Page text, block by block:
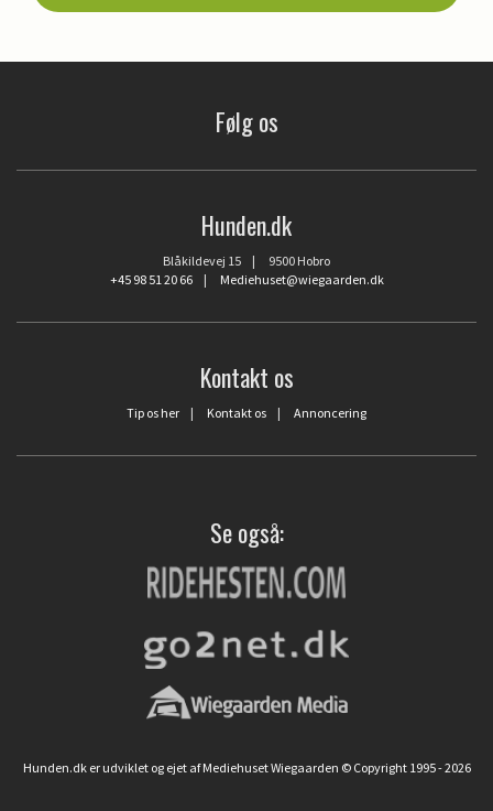
Følg os
Hunden.dk
Blåkildevej 15 | 9500 Hobro
+45 98 51 20 66| Mediehuset@wiegaarden.dk
Kontakt os
Tip os her | Kontakt os | Annoncering
Se også:
Hunden.dk er udviklet og ejet af Mediehuset Wiegaarden © Copyright 1995 - 2026